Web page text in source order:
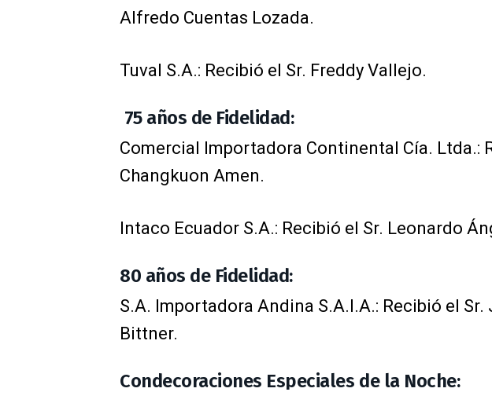
Alfredo Cuentas Lozada.
Tuval S.A.: Recibió el Sr. Freddy Vallejo.
75 años de Fidelidad:
Comercial Importadora Continental Cía. Ltda.:
Changkuon Amen.
Intaco Ecuador S.A.: Recibió el Sr. Leonardo
80 años de Fidelidad:
S.A. Importadora Andina S.A.I.A.: Recibió el Sr.
Bittner.
Condecoraciones Especiales de la Noche: